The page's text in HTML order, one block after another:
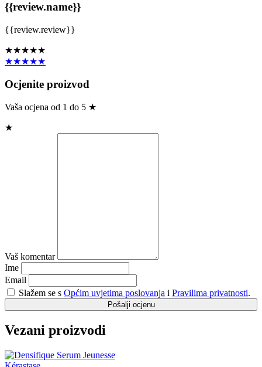
{{review.name}}
{{review.review}}
★★★★★
★★★★★
Ocjenite proizvod
Vaša ocjena od 1 do 5 ★
★
Vaš komentar
Ime
Email
Slažem se s Općim uvjetima poslovanja i Pravilima privatnosti.
Pošalji ocjenu
Vezani proizvodi